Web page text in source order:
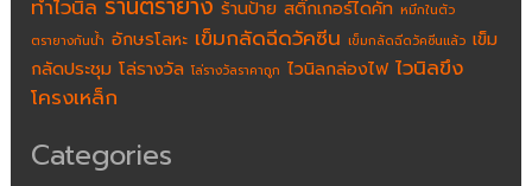
ทำไวนิล
ร้านป้าย สติ๊กเกอร์ไดคัท หมึกในตัว
ตรายางกันน้ำ อักษรโลหะ เข็มกลัดฉีดวัคซีน เข็มกลัดฉีดวัคซีนแล้ว เข็ม
กลัดประชุม โล่รางวัล โล่รางวัลราคาถูก ไวนิลกล่องไฟ ไวนิลขึง
โครงเหล็ก
Categories